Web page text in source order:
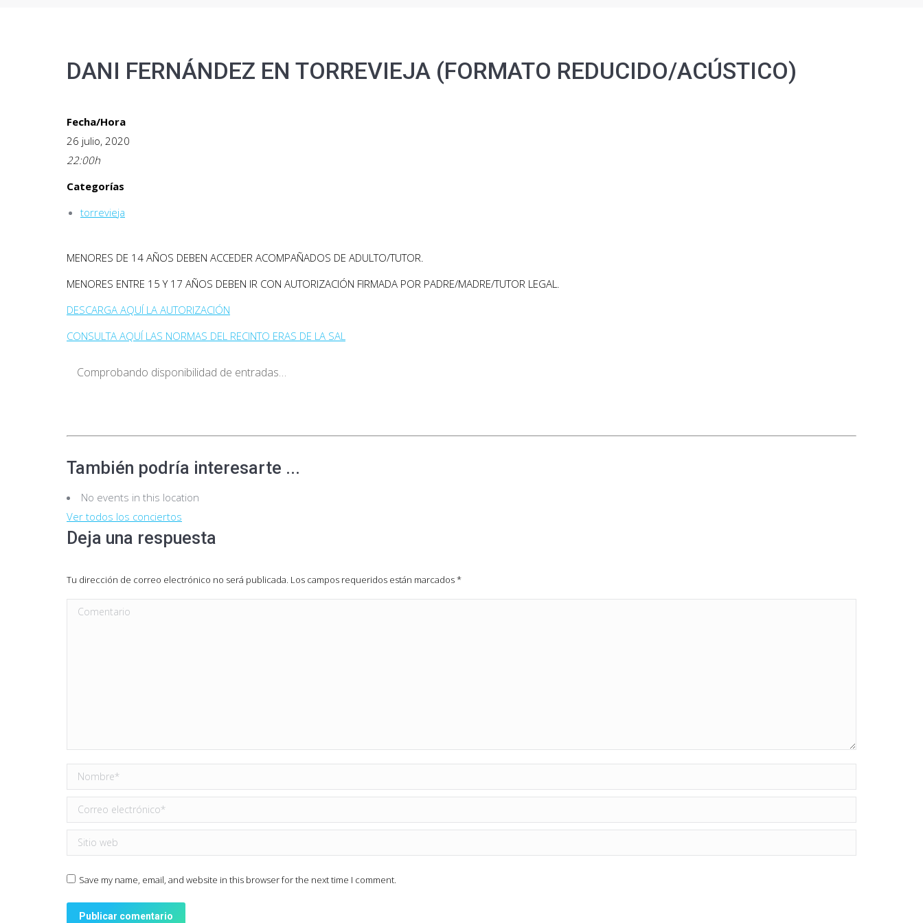
DANI FERNÁNDEZ EN TORREVIEJA (FORMATO REDUCIDO/ACÚSTICO)
Fecha/Hora
26 julio, 2020
22:00h
Categorías
torrevieja
MENORES DE 14 AÑOS DEBEN ACCEDER ACOMPAÑADOS DE ADULTO/TUTOR.
MENORES ENTRE 15 Y 17 AÑOS DEBEN IR CON AUTORIZACIÓN FIRMADA POR PADRE/MADRE/TUTOR LEGAL.
DESCARGA AQUÍ LA AUTORIZACIÓN
CONSULTA AQUÍ LAS NORMAS DEL RECINTO ERAS DE LA SAL
Comprobando disponibilidad de entradas…
También podría interesarte ...
No events in this location
Ver todos los conciertos
Deja una respuesta
Tu dirección de correo electrónico no será publicada. Los campos requeridos están marcados*
Comentario
Nombre *
Correo electrónico *
Sitio web
Save my name, email, and website in this browser for the next time I comment.
Publicar comentario